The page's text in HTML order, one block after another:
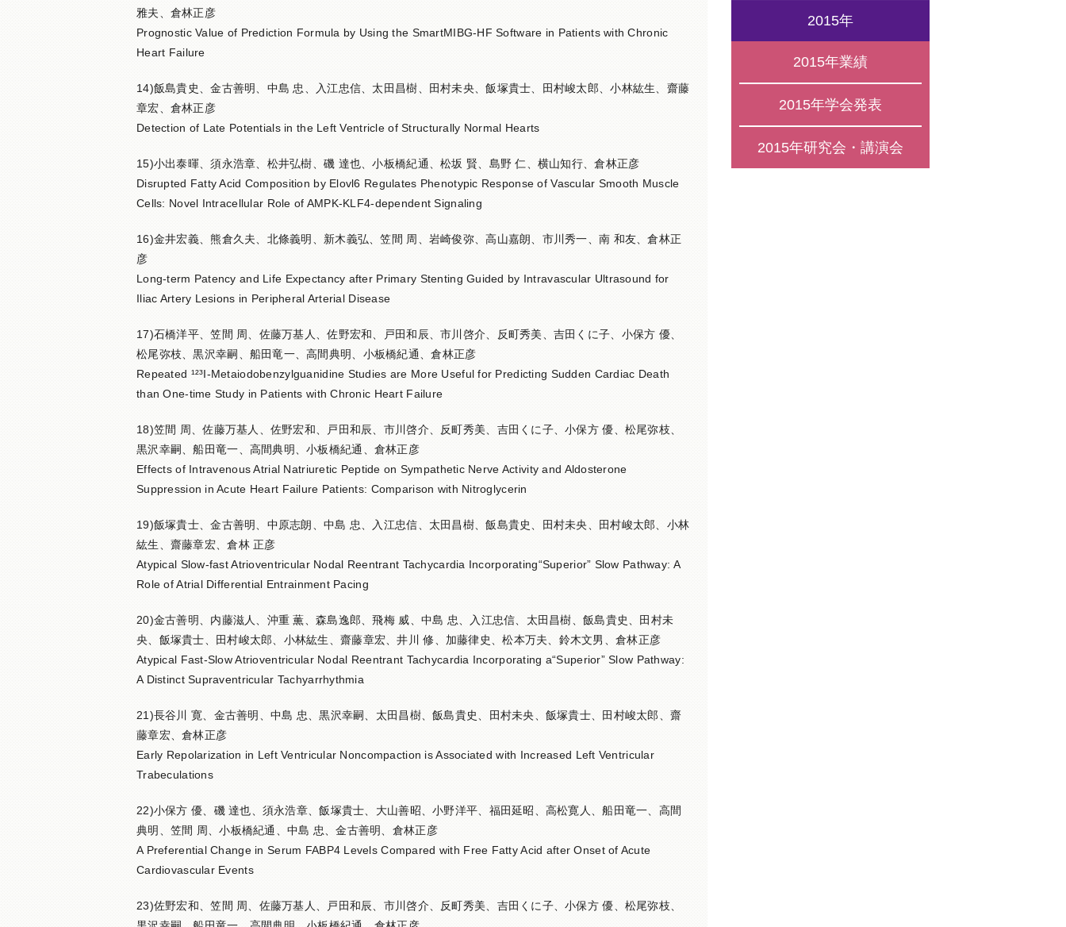
雅夫、倉林正彦
Prognostic Value of Prediction Formula by Using the SmartMIBG-HF Software in Patients with Chronic
Heart Failure
14)飯島貴史、金古善明、中島 忠、入江忠信、太田昌樹、田村未央、飯塚貴士、田村峻太郎、小林紘生、齋藤
章宏、倉林正彦
Detection of Late Potentials in the Left Ventricle of Structurally Normal Hearts
15)小出泰暉、須永浩章、松井弘樹、磯 達也、小板橋紀通、松坂 賢、島野 仁、横山知行、倉林正彦
Disrupted Fatty Acid Composition by Elovl6 Regulates Phenotypic Response of Vascular Smooth Muscle
Cells: Novel Intracellular Role of AMPK-KLF4-dependent Signaling
16)金井宏義、熊倉久夫、北條義明、新木義弘、笠間 周、岩崎俊弥、高山嘉朗、市川秀一、南 和友、倉林正
彦
Long-term Patency and Life Expectancy after Primary Stenting Guided by Intravascular Ultrasound for
Iliac Artery Lesions in Peripheral Arterial Disease
17)石橋洋平、笠間 周、佐藤万基人、佐野宏和、戸田和辰、市川啓介、反町秀美、吉田くに子、小保方 優、
松尾弥枝、黒沢幸嗣、船田竜一、高間典明、小板橋紀通、倉林正彦
Repeated ¹²³I-Metaiodobenzylguanidine Studies are More Useful for Predicting Sudden Cardiac Death
than One-time Study in Patients with Chronic Heart Failure
18)笠間 周、佐藤万基人、佐野宏和、戸田和辰、市川啓介、反町秀美、吉田くに子、小保方 優、松尾弥枝、
黒沢幸嗣、船田竜一、高間典明、小板橋紀通、倉林正彦
Effects of Intravenous Atrial Natriuretic Peptide on Sympathetic Nerve Activity and Aldosterone
Suppression in Acute Heart Failure Patients: Comparison with Nitroglycerin
19)飯塚貴士、金古善明、中原志朗、中島 忠、入江忠信、太田昌樹、飯島貴史、田村未央、田村峻太郎、小林
紘生、齋藤章宏、倉林 正彦
Atypical Slow-fast Atrioventricular Nodal Reentrant Tachycardia Incorporating“Superior” Slow Pathway: A
Role of Atrial Differential Entrainment Pacing
20)金古善明、内藤滋人、沖重 薫、森島逸郎、飛梅 威、中島 忠、入江忠信、太田昌樹、飯島貴史、田村未
央、飯塚貴士、田村峻太郎、小林紘生、齋藤章宏、井川 修、加藤律史、松本万夫、鈴木文男、倉林正彦
Atypical Fast-Slow Atrioventricular Nodal Reentrant Tachycardia Incorporating a“Superior” Slow Pathway:
A Distinct Supraventricular Tachyarrhythmia
21)長谷川 寛、金古善明、中島 忠、黒沢幸嗣、太田昌樹、飯島貴史、田村未央、飯塚貴士、田村峻太郎、齋
藤章宏、倉林正彦
Early Repolarization in Left Ventricular Noncompaction is Associated with Increased Left Ventricular
Trabeculations
22)小保方 優、磯 達也、須永浩章、飯塚貴士、大山善昭、小野洋平、福田延昭、高松寛人、船田竜一、高間
典明、笠間 周、小板橋紀通、中島 忠、金古善明、倉林正彦
A Preferential Change in Serum FABP4 Levels Compared with Free Fatty Acid after Onset of Acute
Cardiovascular Events
23)佐野宏和、笠間 周、佐藤万基人、戸田和辰、市川啓介、反町秀美、吉田くに子、小保方 優、松尾弥枝、
2015年
2015年業績
2015年学会発表
2015年研究会・講演会